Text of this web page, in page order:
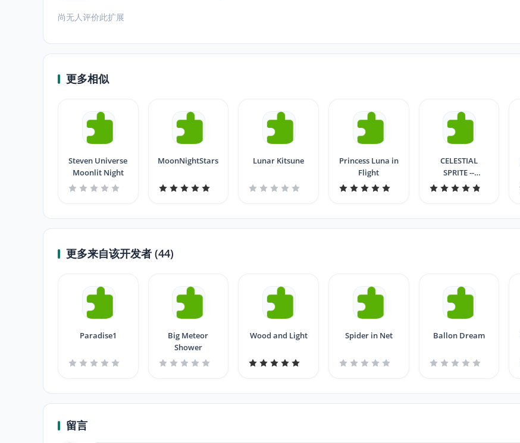
尚无人评价此扩展
更多相似
Steven Universe
Moonlit Night
MoonNightStars Lunar Kitsune
Princess Luna in
Flight
CELESTIAL
SPRITE --
ANIMATED--
更多来自该开发者 (44)
Paradise1
Big Meteor
Shower
Wood and Light Spider in Net Ballon Dream
留言